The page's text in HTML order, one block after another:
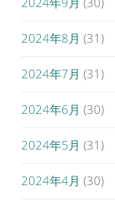
2024年8月 (31)
2024年7月 (31)
2024年6月 (30)
2024年5月 (31)
2024年4月 (30)